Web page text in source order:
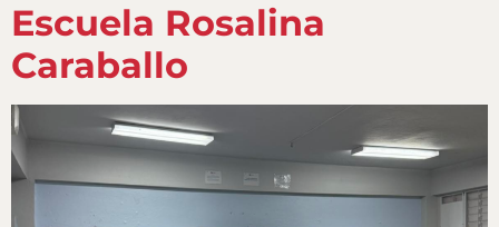
Escuela Rosalina
Caraballo